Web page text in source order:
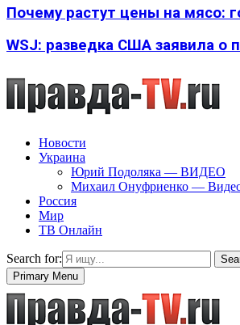
Почему растут цены на мясо:
WSJ: разведка США заявила о
Новости
Украина
Юрий Подоляка — ВИДЕО
Михаил Онуфриенко —
Россия
Мир
ТВ Онлайн
Search for:
Primary Menu